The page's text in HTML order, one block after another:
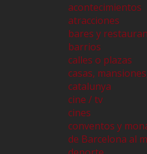
acontecimientos
atracciones
bares y
barrios
calles o plazas
casas,
catalunya
cine / tv
cines
conventos y
de Barcelona al